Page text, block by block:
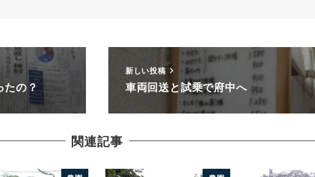
の？
新しい投稿
車両回送と試乗で府中へ
関連記事